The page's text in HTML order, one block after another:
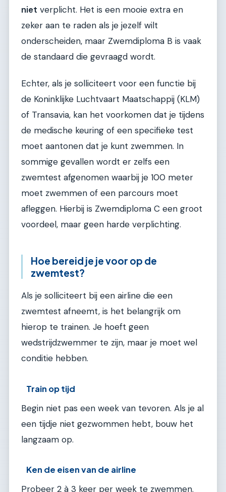
niet verplicht. Het is een mooie extra en
zeker aan te raden als je jezelf wilt
onderscheiden, maar Zwemdiploma B is vaak
de standaard die gevraagd wordt.
Echter, als je solliciteert voor een functie bij
de Koninklijke Luchtvaart Maatschappij (KLM)
of Transavia, kan het voorkomen dat je tijdens
de medische keuring of een specifieke test
moet aantonen dat je kunt zwemmen. In
sommige gevallen wordt er zelfs een
zwemtest afgenomen waarbij je 100 meter
moet zwemmen of een parcours moet
afleggen. Hierbij is Zwemdiploma C een groot
voordeel, maar geen harde verplichting.
Hoe bereid je je voor op de
zwemtest?
Als je solliciteert bij een airline die een
zwemtest afneemt, is het belangrijk om
hierop te trainen. Je hoeft geen
wedstrijdzwemmer te zijn, maar je moet wel
conditie hebben.
Train op tijd
Begin niet pas een week van tevoren. Als je al
een tijdje niet gezwommen hebt, bouw het
langzaam op.
Ken de eisen van de airline
Probeer 2 à 3 keer per week te zwemmen.